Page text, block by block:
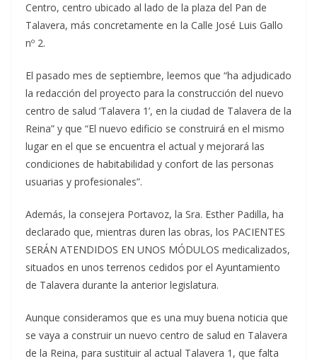
Centro, centro ubicado al lado de la plaza del Pan de
Talavera, más concretamente en la Calle José Luis Gallo
nº 2.
El pasado mes de septiembre, leemos que “ha adjudicado
la redacción del proyecto para la construcción del nuevo
centro de salud ‘Talavera 1’, en la ciudad de Talavera de la
Reina” y que “El nuevo edificio se construirá en el mismo
lugar en el que se encuentra el actual y mejorará las
condiciones de habitabilidad y confort de las personas
usuarias y profesionales”.
Además, la consejera Portavoz, la Sra. Esther Padilla, ha
declarado que, mientras duren las obras, los PACIENTES
SERÁN ATENDIDOS EN UNOS MÓDULOS medicalizados,
situados en unos terrenos cedidos por el Ayuntamiento
de Talavera durante la anterior legislatura.
Aunque consideramos que es una muy buena noticia que
se vaya a construir un nuevo centro de salud en Talavera
de la Reina, para sustituir al actual Talavera 1, que falta